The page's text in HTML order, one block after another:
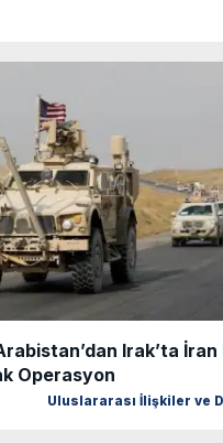
Irak’ta
Operasyon
Uluslararası İlişkiler ve